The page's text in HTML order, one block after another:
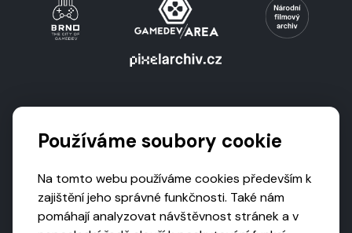
Používáme soubory cookie
Na tomto webu používáme cookies především k
zajištění jeho správné funkčnosti. Také nám
pomáhají analyzovat návštěvnost stránek a v